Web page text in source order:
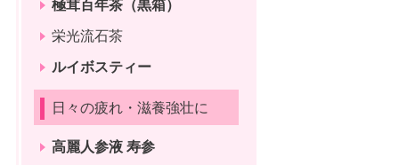
極茸百年茶（黒箱）
栄光流石茶
ルイボスティー
日々の疲れ・滋養強壮に
高麗人参液 寿参